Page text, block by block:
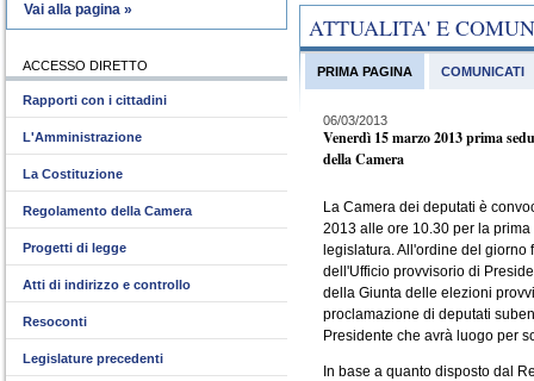
ATTUALITA' E
PRIMA PAGINA
06/03/2013
Venerdì 15 marzo 2013 prima
della Camera
La Camera dei deputati è
2013 alle ore 10.30 per la
legislatura. All'ordine del giorno
dell'Ufficio provvisorio di
della Giunta delle elezioni
proclamazione di deputati
Presidente che avrà luogo per
In base a quanto disposto dal
COMUNICATI
Vai alla pagina »
ACCESSO DIRETTO
Rapporti con i cittadini
L'Amministrazione
La Costituzione
Regolamento della Camera
Progetti di legge
Atti di indirizzo e controllo
Resoconti
Legislature precedenti